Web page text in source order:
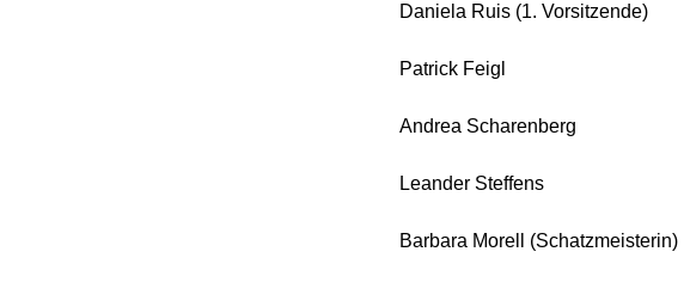
Daniela Ruis (1. Vorsitzende)
Patrick Feigl
Andrea Scharenberg
Leander Steffens
Barbara Morell (Schatzmeisterin)